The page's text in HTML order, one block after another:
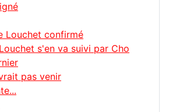
Louchet confirmé
s'en va suivi par Cho
pas venir